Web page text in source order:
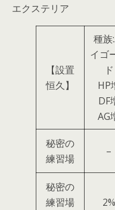
エクステリア
【設置
恒久】
種族
イゴ
ド
HP
DF
AG
秘密の
練習場
–
秘密の
練習場
2%